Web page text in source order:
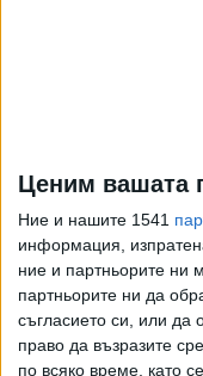
Ценим вашата
Ние и нашите 1541
информация,
ние и партньорите ни
партньорите ни да
съгласието си, или да
право да възразите
по всяко време, като
Още по темата